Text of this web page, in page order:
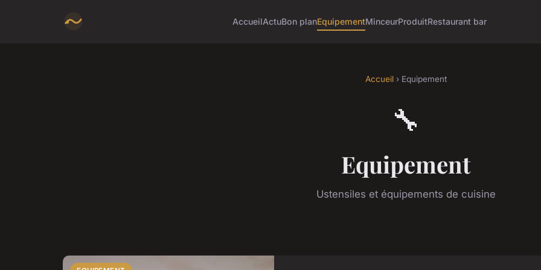
AccueilActuBon planEquipementMinceurProduitRestaurant bar
Accueil› Equipement
🔧
Equipement
Ustensiles et équipements de cuisine